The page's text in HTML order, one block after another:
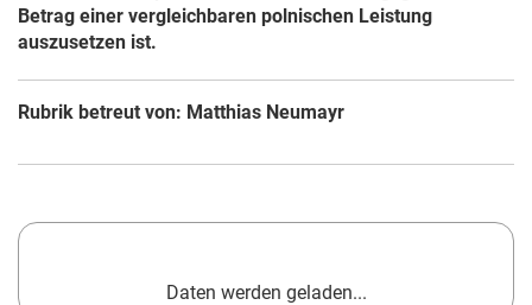
Betrag einer vergleichbaren polnischen Leistung
auszusetzen ist.
Rubrik betreut von: Matthias Neumayr
Daten werden geladen...